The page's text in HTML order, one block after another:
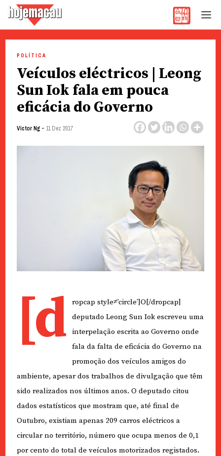
content
POLÍTICA
Veículos eléctricos | Leong
Sun Iok fala em pouca
eficácia do Governo
Victor Ng- 11 Dez 2017
[d
ropcap style≠’circle’]O[/dropcap]
deputado Leong Sun Iok escreveu uma
interpelação escrita ao Governo onde
fala da falta de eficácia do Governo na
promoção dos veículos amigos do
ambiente, apesar dos trabalhos de divulgação que têm
sido realizados nos últimos anos. O deputado citou
dados estatísticos que mostram que, até final de
Outubro, existiam apenas 209 carros eléctricos a
circular no território, número que ocupa menos de 0,1
por cento do total de veículos motorizados registados.